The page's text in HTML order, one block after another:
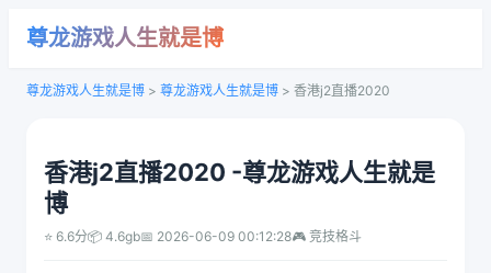
尊龙游戏人生就是博
尊龙游戏人生就是博 > 尊龙游戏人生就是博 > 香港j2直播2020
香港j2直播2020 -尊龙游戏人生就是
博
⭐ 6.6分📦 4.6gb📅 2026-06-09 00:12:28🎮 竞技格斗